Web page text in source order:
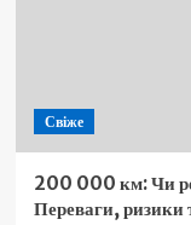
Свіже
200 000 км: Чи
Переваги, ризики